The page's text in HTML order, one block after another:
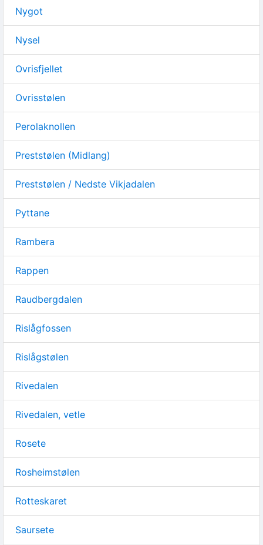
Nygot
Nysel
Ovrisfjellet
Ovrisstølen
Perolaknollen
Preststølen (Midlang)
Preststølen / Nedste Vikjadalen
Pyttane
Rambera
Rappen
Raudbergdalen
Rislågfossen
Rislågstølen
Rivedalen
Rivedalen, vetle
Rosete
Rosheimstølen
Rotteskaret
Saursete